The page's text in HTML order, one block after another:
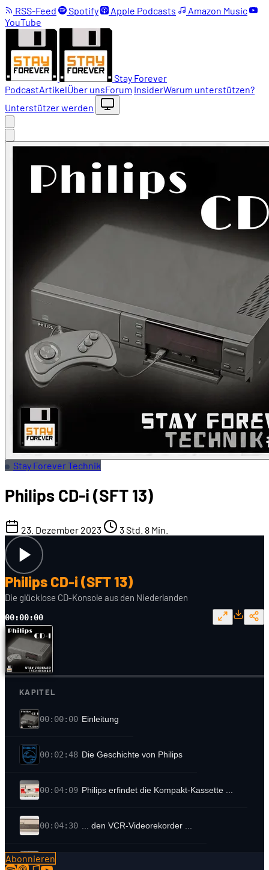
RSS-Feed Spotify Apple Podcasts
Amazon Music
YouTube
Stay Forever
PodcastArtikelÜber unsForum InsiderWarum unterstützen?
Unterstützer werden
Stay Forever Technik
Philips CD-i (SFT 13)
23. Dezember 2023 3 Std. 8 Min.
Philips CD-i (SFT 13)
Die glücklose CD-Konsole aus den Niederlanden
00:00:00
KAPITEL
00:00:00 Einleitung
00:02:48 Die Geschichte von Philips
00:04:09 Philips erfindet die Kompakt-Kassette ...
00:04:30 ... den VCR-Videorekorder ...
00:05:30
Abonnieren